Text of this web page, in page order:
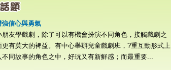
信心與勇氣
友學戲劇，除了可以有機會扮演不同角色，接觸戲劇之
有莫大的裨益。有中心舉辦兒童戲劇班，?重互動形式上
同故事的角色之中，好玩又有新鮮感；而最重要...